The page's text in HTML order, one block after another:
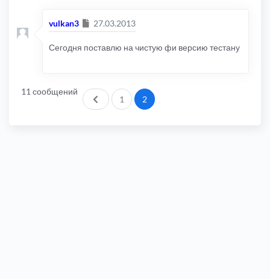
vulkan3 Сообщение
27.03.2013
Сегодня поставлю на чистую фи версию тестану
11 сообщений
Пред.1 2